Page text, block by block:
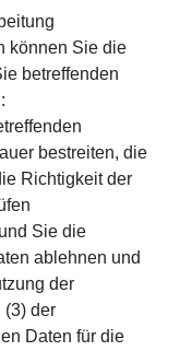
können Sie die
betreffenden
bestreiten, die
Richtigkeit der
Sie die
ablehnen und
der
(3) der
Daten für die